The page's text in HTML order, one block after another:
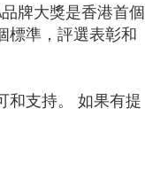
牌大獎是香港首個
標準，評選表彰和
和支持。 如果有提